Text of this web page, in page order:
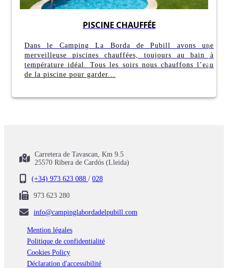
PISCINE CHAUFFÉE
Dans le Camping La Borda de Pubill avons une
merveilleuse piscines chauffées, toujours au bain à
température idéal. Tous les soirs nous chauffons l’eau
de la piscine pour garder...
Carretera de Tavascan, Km 9.5
25570 Ribera de Cardós (Lleida)
(+34) 973 623 088 / 028
973 623 280
info@campinglabordadelpubill.com
Mention légales
Politique de confidentialité
Cookies Policy
Déclaration d'accessibilité